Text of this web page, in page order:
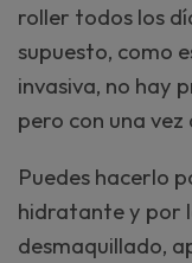
roller todos los
supuesto, como
invasiva, no hay
pero con una vez
Puedes hacerlo
hidratante y por
desmaquillado,